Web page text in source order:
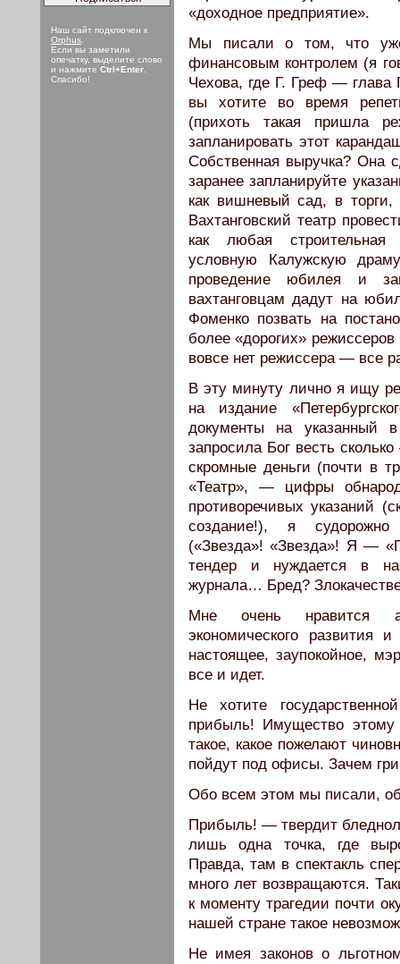
Наш сайт подключен к
Orphus
Если вы заметили
опечатку, выделите слово
и нажмите Ctrl+Enter
Спасибо!
«доходное предприятие».
Мы писали о том, что
финансовым контролем (я
Чехова, где Г. Греф — глава
вы хотите во время
(прихоть такая пришла
запланировать этот
Собственная выручка? Она
заранее запланируйте
как вишневый сад, в
Вахтанговский театр
как любая строительная
условную Калужскую
проведение юбилея и
вахтанговцам дадут на
Фоменко позвать на
более «дорогих»
вовсе нет режиссера — все
В эту минуту лично я ищу
на издание
документы на указанный
запросила Бог весть
скромные деньги (почти в
«Театр», — цифры
противоречивых указаний
создание!), я судорожно
(«Звезда»! «Звезда»! Я —
тендер и нуждается в
журнала… Бред?
Мне очень нравится
экономического развития
настоящее, заупокойное,
все и идет.
Не хотите
прибыль! Имущество
такое, какое пожелают
пойдут под офисы. Зачем
Обо всем этом мы писали,
Прибыль! — твердит
лишь одна точка, где
Правда, там в спектакль
много лет возвращаются.
к моменту трагедии почти
нашей стране такое
Не имея законов о